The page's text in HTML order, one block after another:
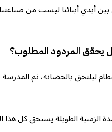
بين أيدي أبنائنا ليست من
الزمنية الطويلة يستحق كل